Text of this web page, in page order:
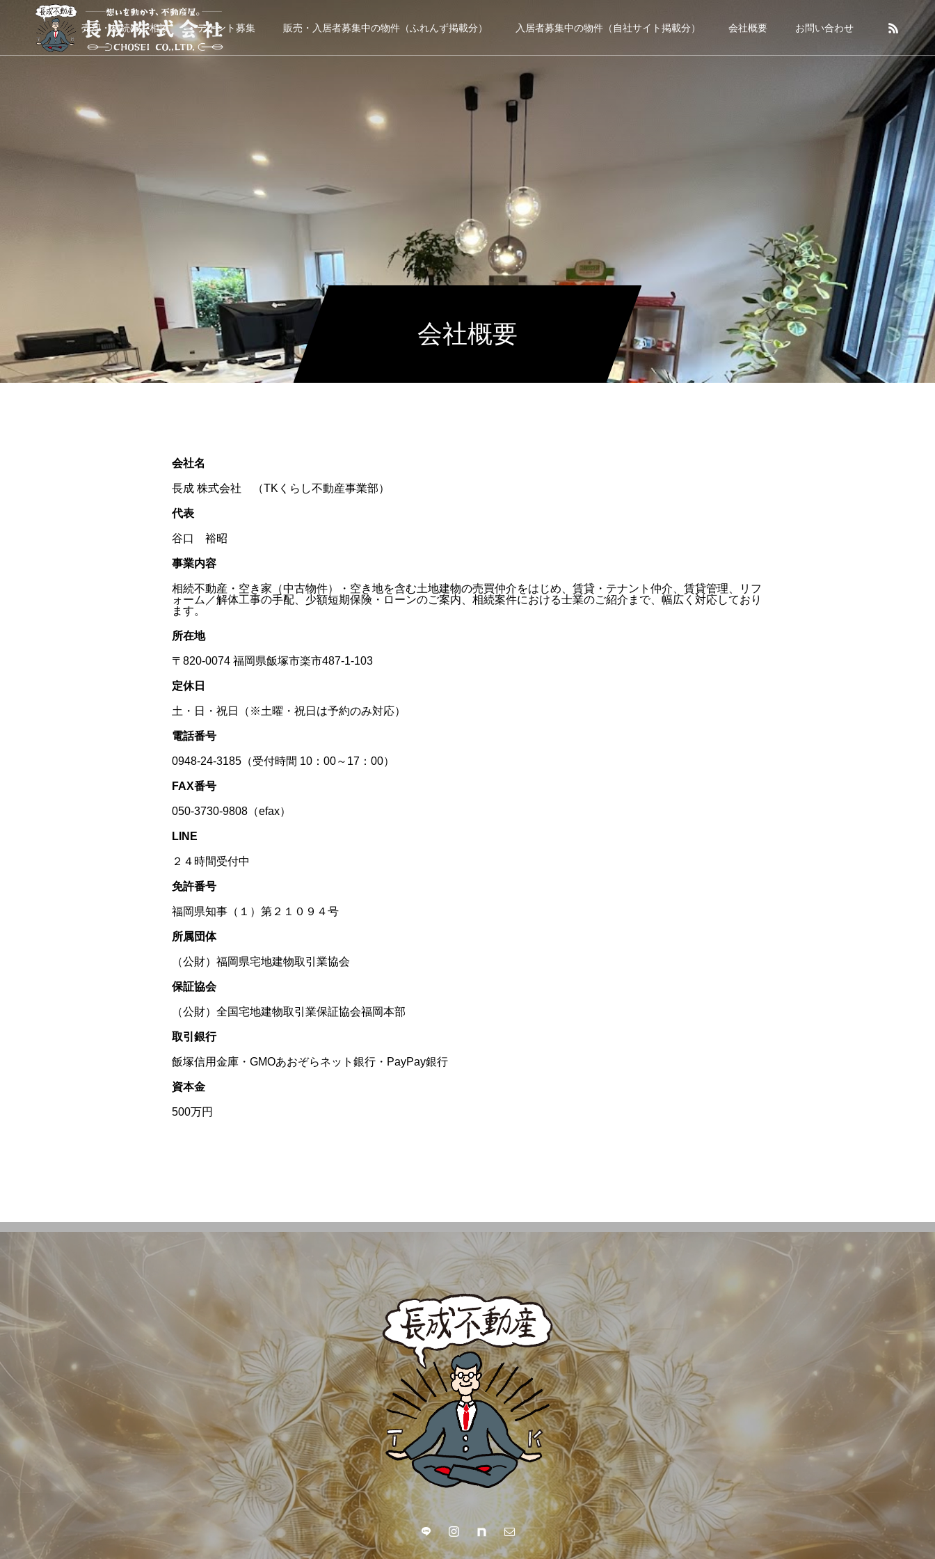
売却・相続のご相談 テナント募集 販売・入居者募集中の物件（ふれんず掲載分） 入居者募集中の物件（自社サイト掲載分） 会社概要 お問い合わせ
会社概要
会社名
長成 株式会社 （TKくらし不動産事業部）
代表
谷口 裕昭
事業内容
相続不動産・空き家（中古物件）・空き地を含む土地建物の売買仲介をはじめ、賃貸・テナント仲介、賃貸管理、リフ
ォーム／解体工事の手配、少額短期保険・ローンのご案内、相続案件における士業のご紹介まで、幅広く対応しており
ます。
所在地
〒820-0074 福岡県飯塚市楽市487-1-103
定休日
土・日・祝日（※土曜・祝日は予約のみ対応）
電話番号
0948-24-3185（受付時間 10：00～17：00）
FAX番号
050-3730-9808（efax）
LINE
２４時間受付中
免許番号
福岡県知事（１）第２１０９４号
所属団体
（公財）福岡県宅地建物取引業協会
保証協会
（公財）全国宅地建物取引業保証協会福岡本部
取引銀行
飯塚信用金庫・GMOあおぞらネット銀行・PayPay銀行
資本金
500万円